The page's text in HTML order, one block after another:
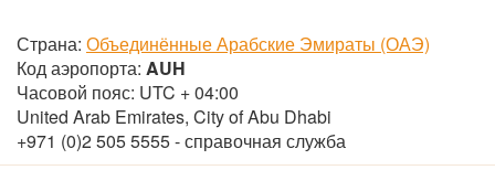
Страна: Объединённые Арабские Эмираты (ОАЭ)
Код аэропорта: AUH
Часовой пояс: UTC + 04:00
United Arab Emirates, City of Abu Dhabi
+971 (0)2 505 5555 - справочная служба